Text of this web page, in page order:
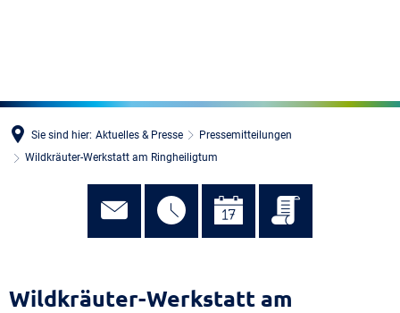
Sie sind hier: Aktuelles & Presse
Pressemitteilungen
Wildkräuter-Werkstatt am Ringheiligtum
Wildkräuter-Werkstatt am